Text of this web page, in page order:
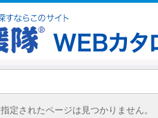
指定されたページは見つかりません。